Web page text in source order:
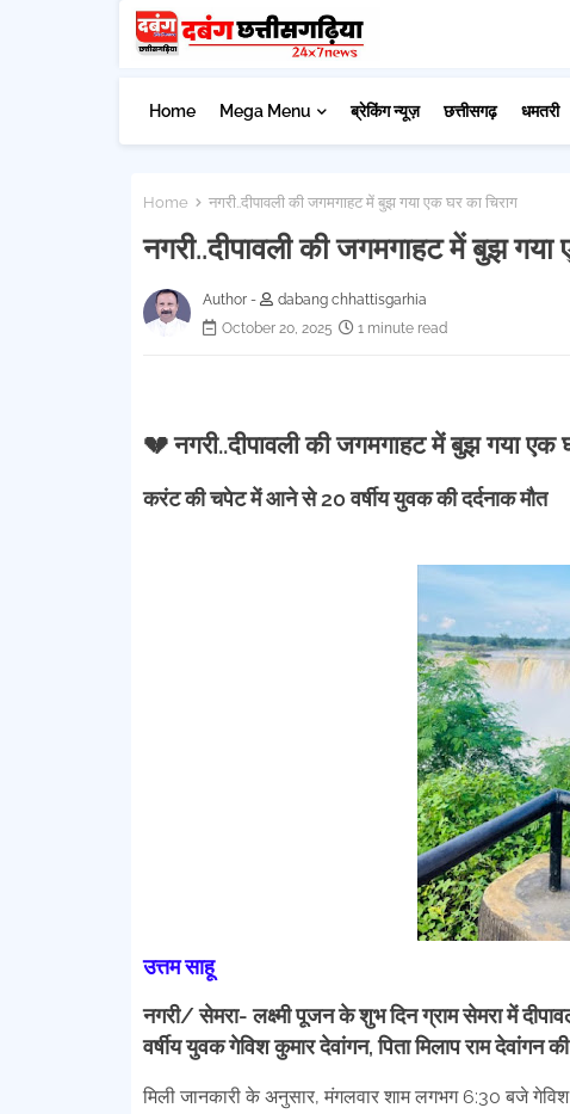
Home Mega Menu ब्रेकिंग न्यूज़ छत्तीसगढ़ धमतरी
Home नगरी..दीपावली की जगमगाहट में बुझ गया एक घर का चिराग
नगरी..दीपावली की जगमगाहट में बुझ गया
Author -
dabang chhattisgarhia
October 20, 2025
1 minute read
💔 नगरी..दीपावली की जगमगाहट में बुझ गया एक
करंट की चपेट में आने से 20 वर्षीय युवक की दर्दनाक मौत
उत्तम साहू
नगरी/ सेमरा- लक्ष्मी पूजन के शुभ दिन ग्राम सेमरा में
वर्षीय युवक गेविश कुमार देवांगन, पिता मिलाप राम
मिली जानकारी के अनुसार, मंगलवार शाम लगभग 6:30 बजे